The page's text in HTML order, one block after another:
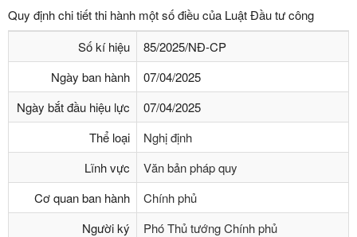
Quy định chi tiết thi hành một số điều của Luật Đầu tư công
Số kí hiệu
85/2025/NĐ-CP
Ngày ban hành
07/04/2025
Ngày bắt đầu hiệu lực
07/04/2025
Thể loại
Nghị định
Lĩnh vực
Văn bản pháp quy
Cơ quan ban hành
Chính phủ
Người ký
Phó Thủ tướng Chính phủ